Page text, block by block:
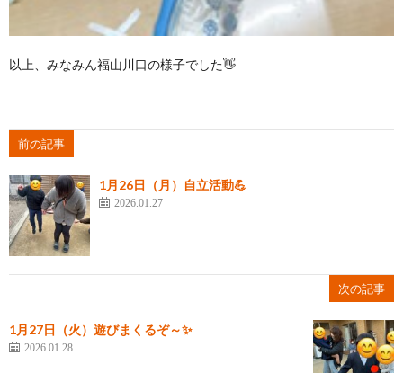
以上、みなみん福山川口の様子でした👋
前の記事
1月26日（月）自立活動💪
2026.01.27
次の記事
1月27日（火）遊びまくるぞ～✨
2026.01.28